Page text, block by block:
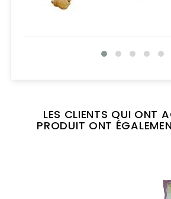
LES CLIENTS QUI ONT
PRODUIT ONT